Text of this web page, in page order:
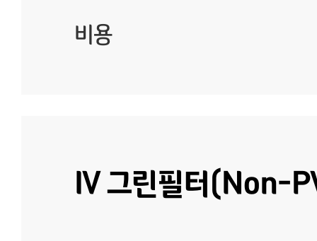
비용
IV 그린필터(Non-